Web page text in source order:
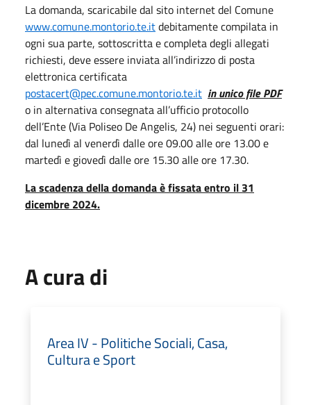
La domanda, scaricabile dal sito internet del Comune
www.comune.montorio.te.itdebitamente compilata in
ogni sua parte, sottoscritta e completa degli allegati
richiesti, deve essere inviata all’indirizzo di posta
elettronica certificata
postacert@pec.comune.montorio.te.it in unico file PDF
o in alternativa consegnata all’ufficio protocollo
dell’Ente (Via Poliseo De Angelis, 24) nei seguenti orari:
dal lunedì al venerdì dalle ore 09.00 alle ore 13.00 e
martedì e giovedì dalle ore 15.30 alle ore 17.30.
La scadenza della domanda è fissata entro il 31
dicembre 2024.
A cura di
Area IV - Politiche Sociali, Casa,
Cultura e Sport